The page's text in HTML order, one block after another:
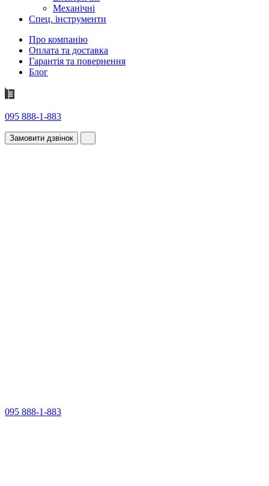
Механічні
Спец. інструменти
Про компанію
Оплата та доставка
Гарантія та повернення
Блог
095 888-1-883
Замовити дзвінок
095 888-1-883